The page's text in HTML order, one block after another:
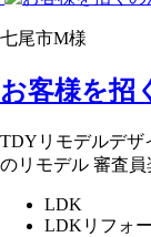
七尾市M様
お客様を招
TDYリモデルデザ
のリモデル 審査員
LDK
LDKリフォ